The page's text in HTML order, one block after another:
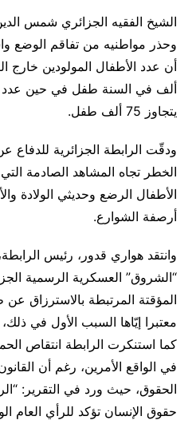
الشيخ الفقيه الجزائري شمس
وحذر مواطنيه من تفاقم الوضع
ألف في السنة طفل في حين عدد
يتجاوز 75 ألف طفل
.
ودقّت الرابطة الجزائرية
الخطر تجاه المشاهد الصادمة
الأطفال الرضع وحديثي الولادة
أرصفة الشوارع.
وانتقد هواري قدور، رئيس
“الشروق” العسكرية الرسمية
المؤقتة المرتبطة بالاسترزاق عن
معتبرا إيّاها السبب الأول في
كما استنكرت الرابطة انتقاص
في الواقع الأمرين، رغم أن
الحقوق، حيث ورد في التقرير:
حقوق الإنسان تؤكد للرأي العام